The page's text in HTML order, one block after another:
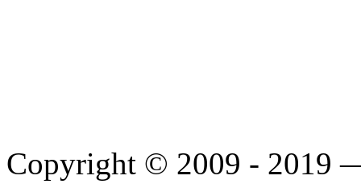
Copyright © 2009 - 2019